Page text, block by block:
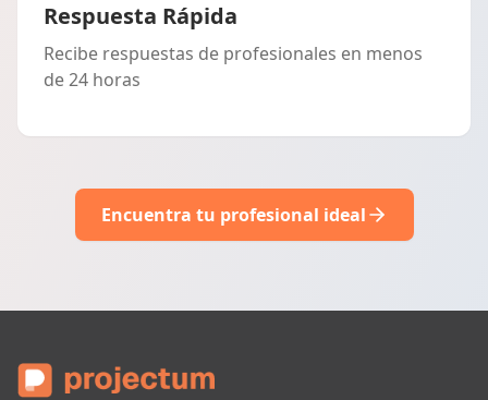
Respuesta Rápida
Recibe respuestas de profesionales en menos
de 24 horas
Encuentra tu profesional ideal